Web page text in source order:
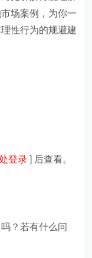
场案例，为你一
性行为的规避建
登录 ] 后查看。
？若有什么问